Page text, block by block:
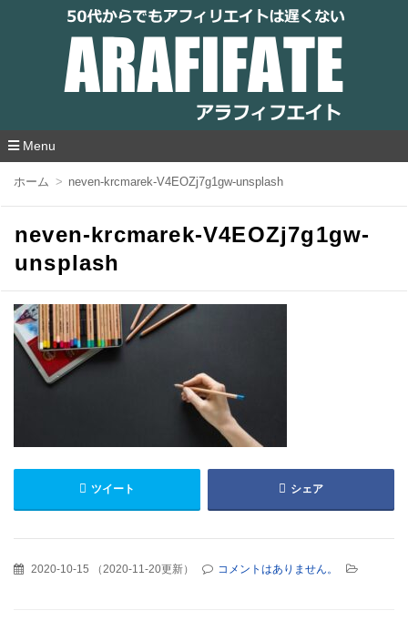
アラフィフエイト｜ 50代からでもアフィリ
エイトは遅くない
Menu
ホーム neven-krcmarek-V4EOZj7g1gw-unsplash
neven-krcmarek-V4EOZj7g1gw-
unsplash
ツイート シェア
2020-10-15 （2020-11-20更新） コメントはありません。